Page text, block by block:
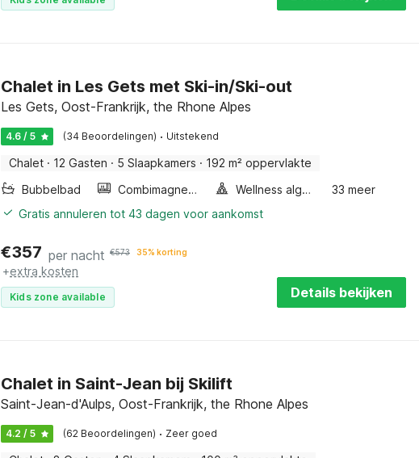
Chalet in Les Gets met Ski-in/Ski-out
Les Gets, Oost-Frankrijk, the Rhone Alpes
4.6 / 5 (34 Beoordelingen) · Uitstekend
Chalet · 12 Gasten · 5 Slaapkamers · 192 m² oppervlakte
Bubbelbad
Combimagnetron Wellness algemeen
33 meer
Gratis annuleren tot 43 dagen voor aankomst
€357 per nacht €573 35% korting
+extra kosten
Kids zone available Details bekijken
Chalet in Saint-Jean bij Skilift
Saint-Jean-d'Aulps, Oost-Frankrijk, the Rhone Alpes
4.2 / 5 (62 Beoordelingen) · Zeer goed